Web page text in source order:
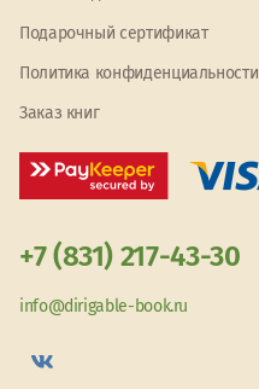
Подарочный сертификат
Политика конфиденциальности
Заказ книг
+7 (831) 217-43-30
info@dirigable-book.ru